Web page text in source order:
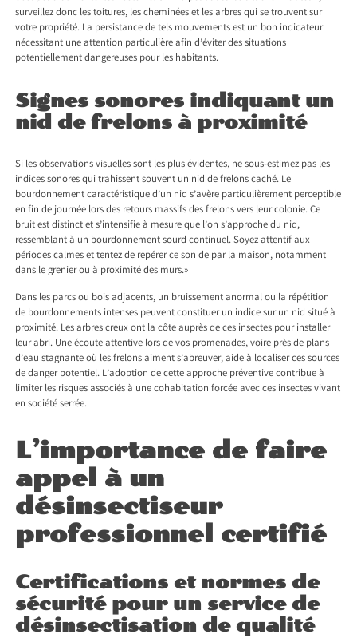
surveillez donc les toitures, les cheminées et les arbres qui se trouvent sur
votre propriété. La persistance de tels mouvements est un bon indicateur
nécessitant une attention particulière afin d’éviter des situations
potentiellement dangereuses pour les habitants.
Signes sonores indiquant un
nid de frelons à proximité
Si les observations visuelles sont les plus évidentes, ne sous-estimez pas les
indices sonores qui trahissent souvent un nid de frelons caché. Le
bourdonnement caractéristique d’un nid s’avère particulièrement perceptible
en fin de journée lors des retours massifs des frelons vers leur colonie. Ce
bruit est distinct et s’intensifie à mesure que l’on s’approche du nid,
ressemblant à un bourdonnement sourd continuel. Soyez attentif aux
périodes calmes et tentez de repérer ce son de par la maison, notamment
dans le grenier ou à proximité des murs.»
Dans les parcs ou bois adjacents, un bruissement anormal ou la répétition
de bourdonnements intenses peuvent constituer un indice sur un nid situé à
proximité. Les arbres creux ont la côte auprès de ces insectes pour installer
leur abri. Une écoute attentive lors de vos promenades, voire près de plans
d’eau stagnante où les frelons aiment s’abreuver, aide à localiser ces sources
de danger potentiel. L’adoption de cette approche préventive contribue à
limiter les risques associés à une cohabitation forcée avec ces insectes vivant
en société serrée.
L’importance de faire
appel à un
désinsectiseur
professionnel certifié
Certifications et normes de
sécurité pour un service de
désinsectisation de qualité